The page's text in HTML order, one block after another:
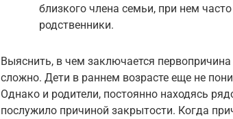
близкого члена семьи, при нем
родственники.
Выяснить, в чем заключается
сложно. Дети в раннем возрасте еще не
Однако и родители, постоянно находясь
послужило причиной закрытости. Когда